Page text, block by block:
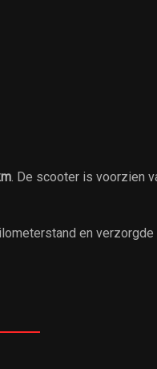
. De scooter is voorzien
en